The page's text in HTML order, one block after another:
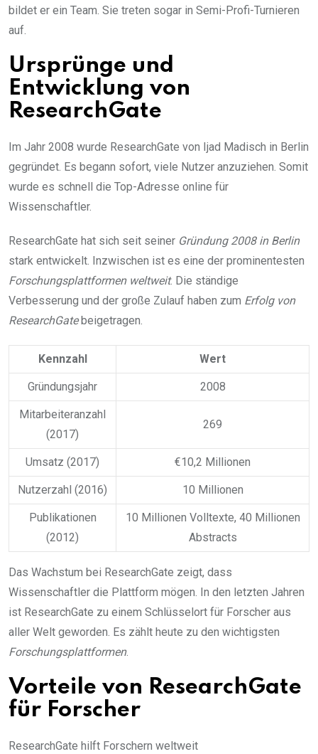
bildet er ein Team. Sie treten sogar in Semi-Profi-Turnieren
auf.
Ursprünge und
Entwicklung von
ResearchGate
Im Jahr 2008 wurde ResearchGate von Ijad Madisch in Berlin
gegründet. Es begann sofort, viele Nutzer anzuziehen. Somit
wurde es schnell die Top-Adresse online für
Wissenschaftler.
ResearchGate hat sich seit seiner Gründung 2008 in Berlin
stark entwickelt. Inzwischen ist es eine der prominentesten
Forschungsplattformen weltweit. Die ständige
Verbesserung und der große Zulauf haben zum Erfolg von
ResearchGatebeigetragen.
Kennzahl Wert
Gründungsjahr 2008
Mitarbeiteranzahl
(2017)
269
Umsatz (2017) €10,2 Millionen
Nutzerzahl (2016) 10 Millionen
Publikationen
(2012)
10 Millionen Volltexte, 40 Millionen
Abstracts
Das Wachstum bei ResearchGate zeigt, dass
Wissenschaftler die Plattform mögen. In den letzten Jahren
ist ResearchGate zu einem Schlüsselort für Forscher aus
aller Welt geworden. Es zählt heute zu den wichtigsten
Forschungsplattformen.
Vorteile von ResearchGate
für Forscher
ResearchGate hilft Forschern weltweit